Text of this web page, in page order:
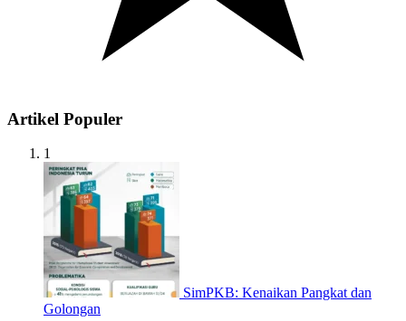
Artikel Populer
1
SimPKB: Kenaikan Pangkat dan
Golongan